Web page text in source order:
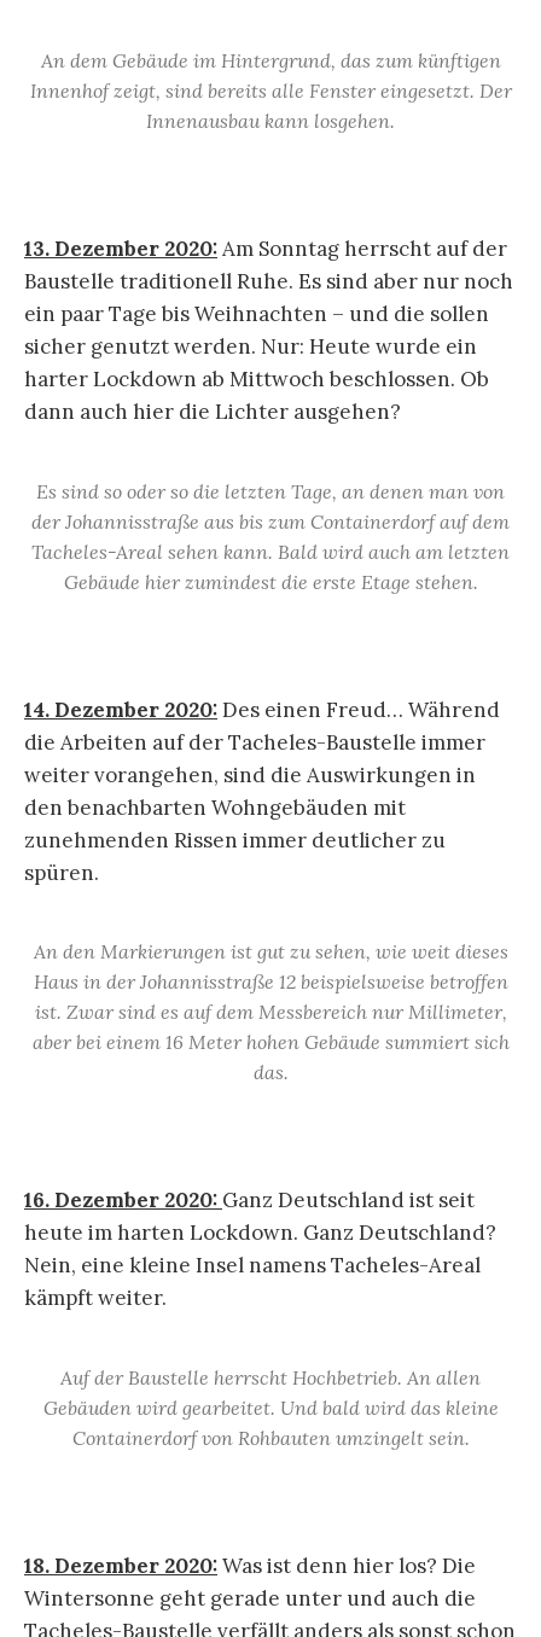
An dem Gebäude im Hintergrund, das zum künftigen
Innenhof zeigt, sind bereits alle Fenster eingesetzt. Der
Innenausbau kann losgehen.
13. Dezember 2020:Am Sonntag herrscht auf der
Baustelle traditionell Ruhe. Es sind aber nur noch
ein paar Tage bis Weihnachten – und die sollen
sicher genutzt werden. Nur: Heute wurde ein
harter Lockdown ab Mittwoch beschlossen. Ob
dann auch hier die Lichter ausgehen?
Es sind so oder so die letzten Tage, an denen man von
der Johannisstraße aus bis zum Containerdorf auf dem
Tacheles-Areal sehen kann. Bald wird auch am letzten
Gebäude hier zumindest die erste Etage stehen.
14. Dezember 2020:Des einen Freud… Während
die Arbeiten auf der Tacheles-Baustelle immer
weiter vorangehen, sind die Auswirkungen in
den benachbarten Wohngebäuden mit
zunehmenden Rissen immer deutlicher zu
spüren.
An den Markierungen ist gut zu sehen, wie weit dieses
Haus in der Johannisstraße 12 beispielsweise betroffen
ist. Zwar sind es auf dem Messbereich nur Millimeter,
aber bei einem 16 Meter hohen Gebäude summiert sich
das.
16. Dezember 2020: Ganz Deutschland ist seit
heute im harten Lockdown. Ganz Deutschland?
Nein, eine kleine Insel namens Tacheles-Areal
kämpft weiter.
Auf der Baustelle herrscht Hochbetrieb. An allen
Gebäuden wird gearbeitet. Und bald wird das kleine
Containerdorf von Rohbauten umzingelt sein.
18. Dezember 2020:Was ist denn hier los? Die
Wintersonne geht gerade unter und auch die
Tacheles-Baustelle verfällt anders als sonst schon